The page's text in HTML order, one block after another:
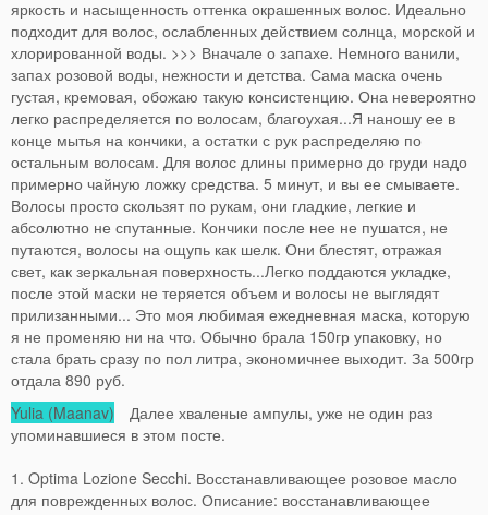
яркость и насыщенность оттенка окрашенных волос. Идеально
подходит для волос, ослабленных действием солнца, морской и
хлорированной воды. >>> Вначале о запахе. Немного ванили,
запах розовой воды, нежности и детства. Сама маска очень
густая, кремовая, обожаю такую консистенцию. Она невероятно
легко распределяется по волосам, благоухая...Я наношу ее в
конце мытья на кончики, а остатки с рук распределяю по
остальным волосам. Для волос длины примерно до груди надо
примерно чайную ложку средства. 5 минут, и вы ее смываете.
Волосы просто скользят по рукам, они гладкие, легкие и
абсолютно не спутанные. Кончики после нее не пушатся, не
путаются, волосы на ощупь как шелк. Они блестят, отражая
свет, как зеркальная поверхность...Легко поддаются укладке,
после этой маски не теряется объем и волосы не выглядят
прилизанными... Это моя любимая ежедневная маска, которую
я не променяю ни на что. Обычно брала 150гр упаковку, но
стала брать сразу по пол литра, экономичнее выходит. За 500гр
отдала 890 руб.
Yulia (Maanav) Далее хваленые ампулы, уже не один раз
упоминавшиеся в этом посте.
1. Optima Lozione Secchi. Восстанавливающее розовое масло
для поврежденных волос. Описание: восстанавливающее